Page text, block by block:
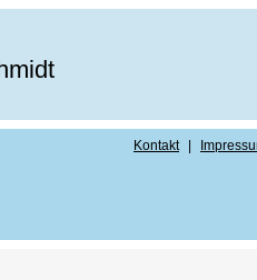
Kontakt